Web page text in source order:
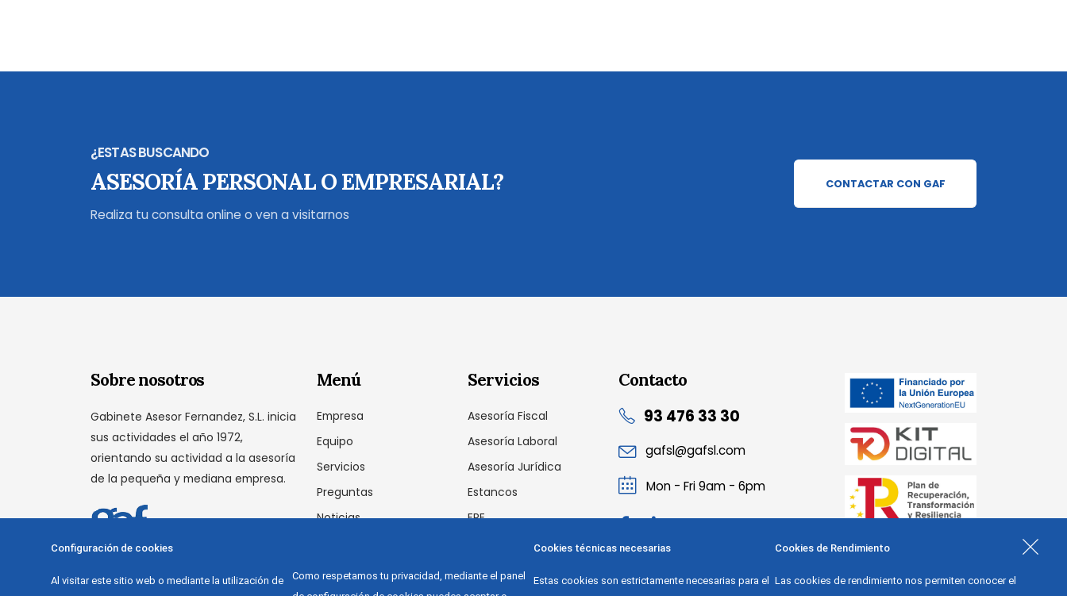
¿ESTAS BUSCANDO
ASESORÍA PERSONAL O EMPRESARIAL?
Realiza tu consulta online o ven a visitarnos
CONTACTAR CON GAF
Sobre nosotros
Gabinete Asesor Fernandez, S.L. inicia
sus actividades el año 1972,
orientando su actividad a la asesoría
de la pequeña y mediana empresa.
Menú
Empresa
Equipo
Servicios
Preguntas
Noticias
Servicios
Asesoría Fiscal
Asesoría Laboral
Asesoría Jurídica
Estancos
ERE
Auditoria Laboral
Outsourcing
Contacto
93 476 33 30
gafsl@gafsl.com
Mon - Fri 9am - 6pm
Configuración de cookies
Al visitar este sitio web o mediante la utilización de
Como respetamos tu privacidad, mediante el panel
Cookies técnicas necesarias
Estas cookies son estrictamente necesarias para el
Cookies de Rendimiento
Las cookies de rendimiento nos permiten conocer el